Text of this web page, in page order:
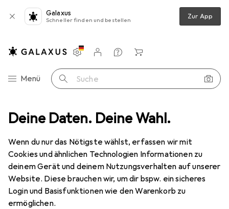
Deine Daten. Deine Wahl.
Wenn du nur das Nötigste wählst, erfassen wir mit
Cookies und ähnlichen Technologien Informationen zu
deinem Gerät und deinem Nutzungsverhalten auf unserer
Website. Diese brauchen wir, um dir bspw. ein sicheres
Login und Basisfunktionen wie den Warenkorb zu
ermöglichen.
Galaxus
Schneller finden und bestellen Zur App
Navigation nach Kategorien
Menü Suche
Einstellungen
Kundenkonto
Vergleichslisten
Merklisten
Warenkorb
Schleifwerkzeuge Beitel + Handhobel Kirschen Stechbeitel
3 Bilder
KirschenStechbeitel
EUR
29,52